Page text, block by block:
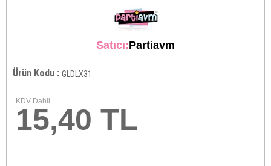
Satıcı:Partiavm
Ürün Kodu : GLDLX31
KDV Dahil
15,40 TL